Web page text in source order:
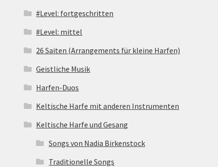
#Level: fortgeschritten
#Level: mittel
26 Saiten (Arrangements für kleine Harfen)
Geistliche Musik
Harfen-Duos
Keltische Harfe mit anderen Instrumenten
Keltische Harfe und Gesang
Songs von Nadia Birkenstock
Traditionelle Songs